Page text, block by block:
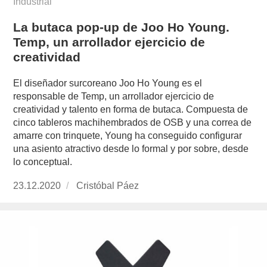
La butaca pop-up de Joo Ho Young.
Temp, un arrollador ejercicio de
creatividad
El diseñador surcoreano Joo Ho Young es el
responsable de Temp, un arrollador ejercicio de
creatividad y talento en forma de butaca. Compuesta de
cinco tableros machihembrados de OSB y una correa de
amarre con trinquete, Young ha conseguido configurar
una asiento atractivo desde lo formal y por sobre, desde
lo conceptual.
Publicado
23.12.2020
https://www.experimenta.es/author/cristobal-
Cristóbal Páez